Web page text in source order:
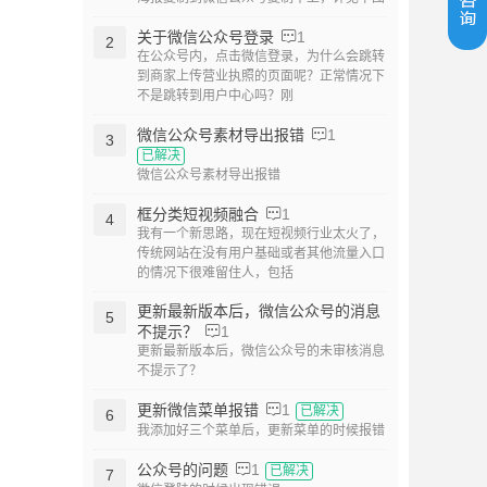
2 关于微信公众号登录 1
在公众号内，点击微信登录，为什么会跳转
到商家上传营业执照的页面呢？正常情况下
不是跳转到用户中心吗？刚
3 微信公众号素材导出报错 1
已解决
微信公众号素材导出报错
4 框分类短视频融合 1
我有一个新思路，现在短视频行业太火了，
传统网站在没有用户基础或者其他流量入口
的情况下很难留住人，包括
5
更新最新版本后，微信公众号的消息
不提示？
1
更新最新版本后，微信公众号的未审核消息
不提示了？
6 更新微信菜单报错 1
已解决
我添加好三个菜单后，更新菜单的时候报错
7 公众号的问题 1
已解决